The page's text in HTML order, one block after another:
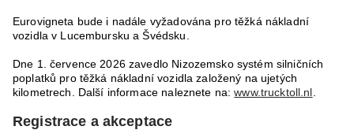
Eurovigneta bude i nadále vyžadována pro těžká nákladní
vozidla v Lucembursku a Švédsku.
Dne 1. července 2026 zavedlo Nizozemsko systém silničních
poplatků pro těžká nákladní vozidla založený na ujetých
kilometrech. Další informace naleznete na:www.trucktoll.nl
Registrace a akceptace